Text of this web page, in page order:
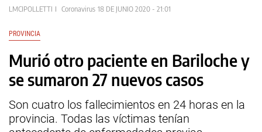
LMCIPOLLETTI Coronavirus 18 DE JUNIO 2020 - 21:01
PROVINCIA
Murió otro paciente en Bariloche y
se sumaron 27 nuevos casos
Son cuatro los fallecimientos en 24 horas en la
provincia. Todas las víctimas tenían